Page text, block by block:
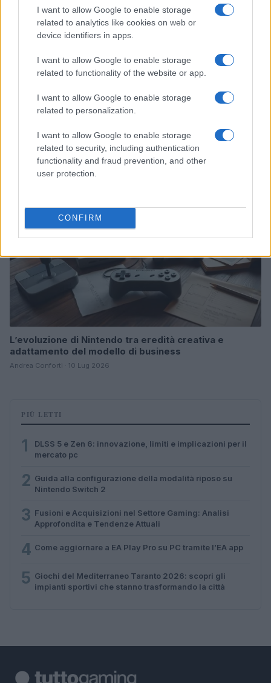
I want to allow Google to enable storage
related to analytics like cookies on web or
device identifiers in apps.
I want to allow Google to enable storage
related to functionality of the website or app.
I want to allow Google to enable storage
related to personalization.
I want to allow Google to enable storage
related to security, including authentication
functionality and fraud prevention, and other
user protection.
CONFIRM
Giochi del Mediterraneo Taranto 2026: scopri gli
impianti sportivi che stanno trasformando la città
Ilaria Mauri · 28 Lug 2026
GAMING NEWS
L’evoluzione di Nintendo tra eredità creativa e
adattamento del modello di business
Andrea Conforti · 10 Lug 2026
PIÙ LETTI
1
DLSS 5 e Zen 6: innovazione, limiti e implicazioni per il
mercato pc
2 Guida alla configurazione della modalità riposo su
Nintendo Switch 2
3 Fusioni e Acquisizioni nel Settore Gaming: Analisi
Approfondita e Tendenze Attuali
4 Come aggiornare a EA Play Pro su PC tramite l’EA app
5 Giochi del Mediterraneo Taranto 2026: scopri gli
impianti sportivi che stanno trasformando la città